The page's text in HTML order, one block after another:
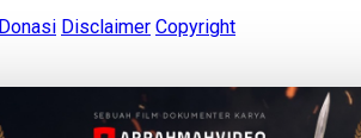
Donasi Disclaimer Copyright